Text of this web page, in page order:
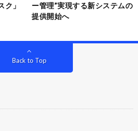
」
ー管理”実現する新システムの
提供開始へ
Back to Top